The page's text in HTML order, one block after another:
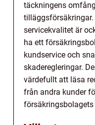
täckningens
servicekvalitet är
ha ett
kundservice och
skaderegleringar.
värdefullt att läsa
från andra kunder
försäkringsbolagets